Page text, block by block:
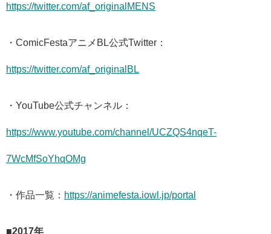
https://twitter.com/af_originalMENS
・ComicFestaアニメBL公式Twitter：
https://twitter.com/af_originalBL
・YouTube公式チャンネル：
https://www.youtube.com/channel/UCZQS4nqeT-
7WcMfSoYhqOMg
・作品一覧： https://animefesta.iowl.jp/portal
■2017年